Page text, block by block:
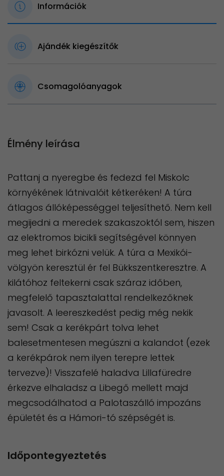
Információk
Ajándék kiegészítők
Csomagolóanyagok
Élmény leírása
Pattanj a nyeregbe és fedezd fel Miskolc
környékének látnivalóit kétkeréken! A túra
átlagos állóképességgel teljesíthető. Nem kell
megijedni a meredek szakaszoktól sem, hiszen
az elektromos bicikli segítségével könnyen
meg lehet birkózni velük. A túra a Mexikói-
völgyön keresztül ér fel Bükkszentkeresztre. A
kilátóhoz feltekerni csak száraz időben,
megfelelő tapasztalattal rendelkezőknek
javasolt. A leereszkedést pedig még nekik
sem! Csak a kerékpárt tolva lehet
balesetmentesen megúszni a kalandot (ezek
a kerékpárok nem ilyen terepre lettek
tervezve)! Visszafelé haladva Lillafüredre
érkezve elhaladsz a Libegő mellett majd
megcsodálhatod a Palotaszálló impozáns
épületét és a Hámori-tó szépségét is.
Időpontegyeztetés